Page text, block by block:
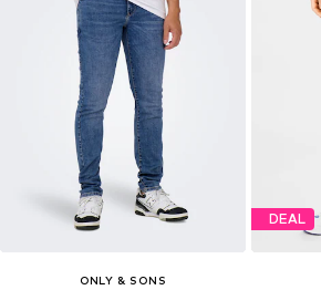
ONLY & SONS
DEAL